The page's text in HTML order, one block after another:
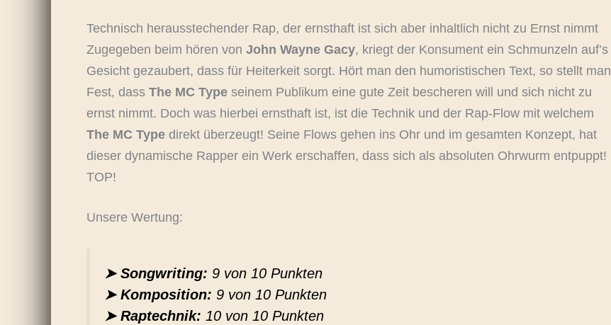
Technisch herausstechender Rap, der ernsthaft ist sich aber inhaltlich nicht zu Ernst nimmt
Zugegeben beim hören von John Wayne Gacy, kriegt der Konsument ein Schmunzeln auf’s
Gesicht gezaubert, dass für Heiterkeit sorgt. Hört man den humoristischen Text, so stellt man
Fest, dass The MC Type seinem Publikum eine gute Zeit bescheren will und sich nicht zu
ernst nimmt. Doch was hierbei ernsthaft ist, ist die Technik und der Rap-Flow mit welchem
The MC Type direkt überzeugt! Seine Flows gehen ins Ohr und im gesamten Konzept, hat
dieser dynamische Rapper ein Werk erschaffen, dass sich als absoluten Ohrwurm entpuppt!
TOP!
Unsere Wertung:
➤ Songwriting: 9 von 10 Punkten
➤ Komposition: 9 von 10 Punkten
➤ Raptechnik: 10 von 10 Punkten